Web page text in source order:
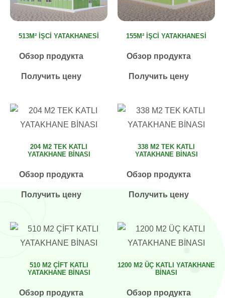
513M² İŞCI YATAKHANESI
Обзор продукта
Получить цену
155M² İŞCI YATAKHANESI
Обзор продукта
Получить цену
204 M2 TEK KATLI
YATAKHANE BİNASI
Обзор продукта
Получить цену
338 M2 TEK KATLI
YATAKHANE BİNASI
Обзор продукта
Получить цену
510 M2 ÇİFT KATLI
YATAKHANE BİNASI
Обзор продукта
1200 M2 ÜÇ KATLI YATAKHANE
BİNASI
Обзор продукта